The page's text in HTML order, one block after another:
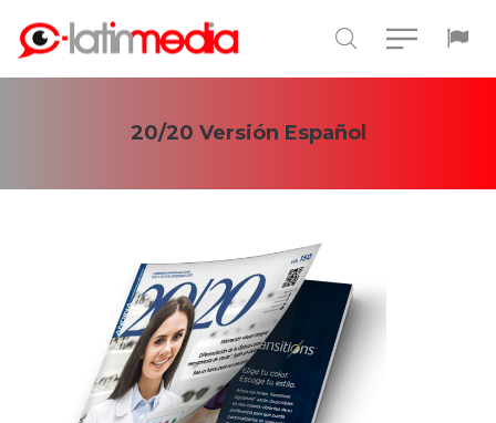
20/20 Versión Español